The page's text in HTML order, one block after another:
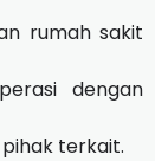
rumah sakit
dengan
terkait.